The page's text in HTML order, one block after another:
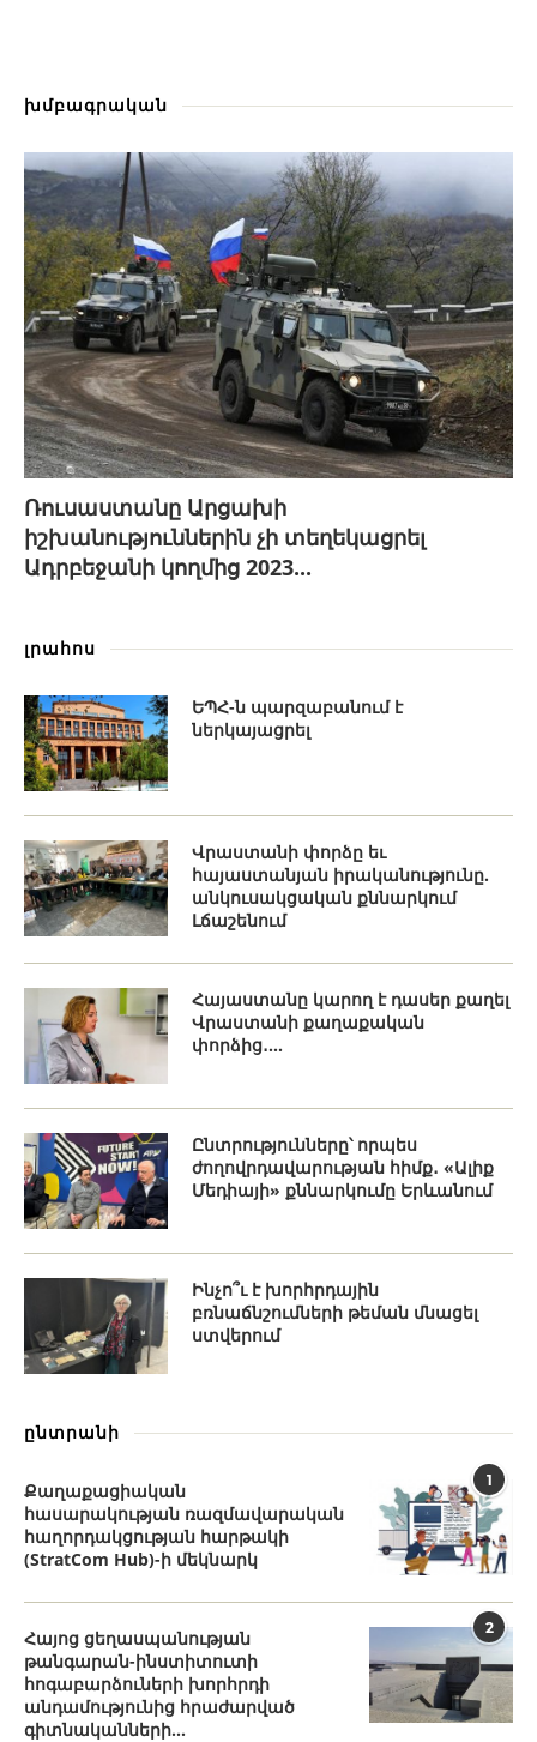
խմբագրական
Ռուսաստանը Արցախի
իշխանություններին չի տեղեկացրել
Ադրբեջանի կողմից 2023...
լրահոս
ԵՊՀ-ն պարզաբանում է
ներկայացրել
Վրաստանի փորձը եւ
հայաստանյան իրականությունը.
անկուսակցական քննարկում
Լճաշենում
Հայաստանը կարող է դասեր քաղել
Վրաստանի քաղաքական
փորձից․...
Ընտրությունները՝ որպես
ժողովրդավարության հիմք․ «Ալիք
Մեդիայի» քննարկումը Երևանում
Ինչո՞ւ է խորհրդային
բռնաճնշումների թեման մնացել
ստվերում
ընտրանի
1
Քաղաքացիական
հասարակության ռազմավարական
հաղորդակցության հարթակի
(StratCom Hub)-ի մեկնարկ
2
Հայոց ցեղասպանության
թանգարան-ինստիտուտի
հոգաբարձուների խորհրդի
անդամությունից հրաժարված
գիտնականների...